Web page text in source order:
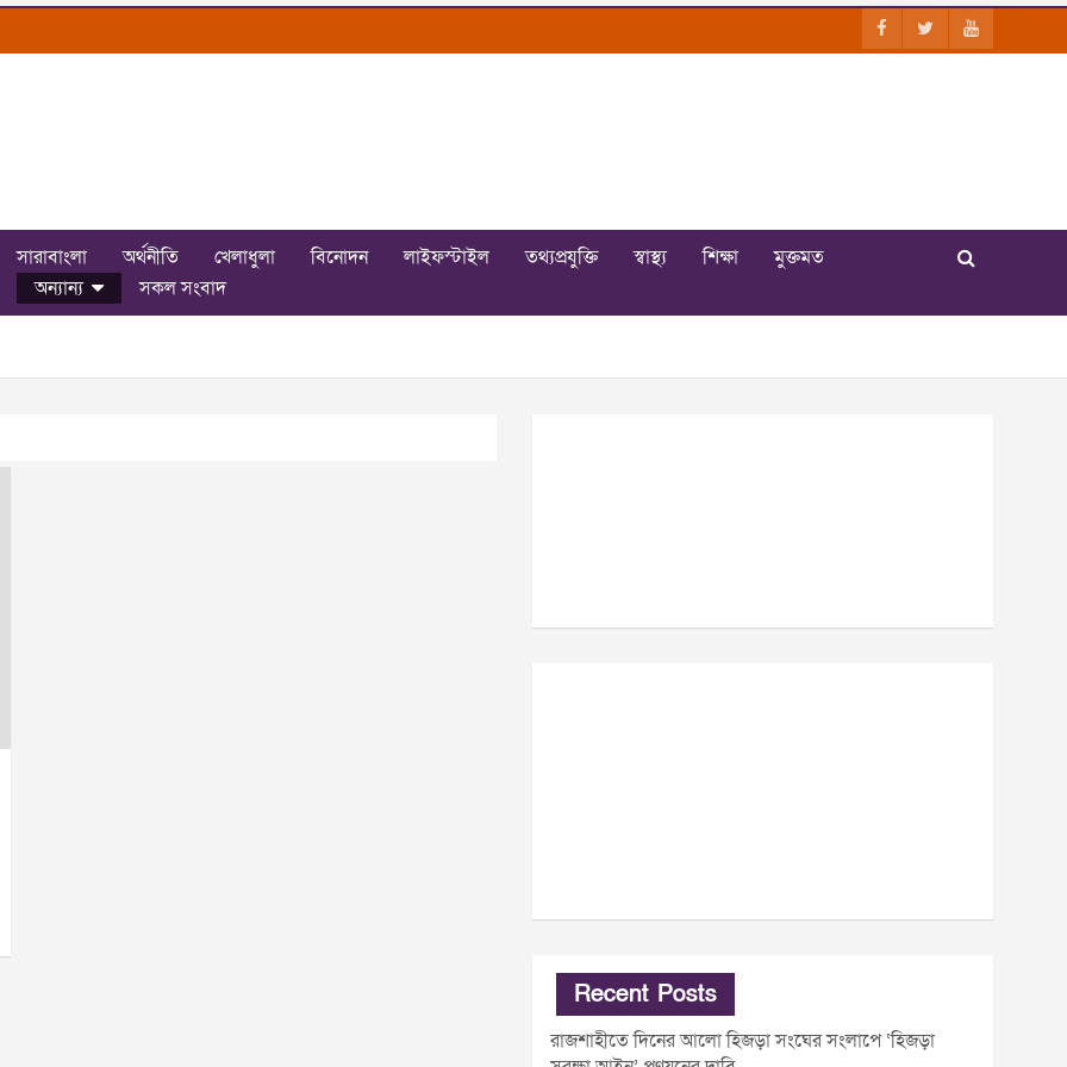
সারাবাংলা অর্থনীতি খেলাধুলা বিনোদন লাইফস্টাইল তথ্যপ্রযুক্তি স্বাস্থ্য শিক্ষা
মুক্তমত
অন্যান্য সকল সংবাদ
Recent Posts
রাজশাহীতে দিনের আলো হিজড়া সংঘের সংলাপে ‘হিজড়া